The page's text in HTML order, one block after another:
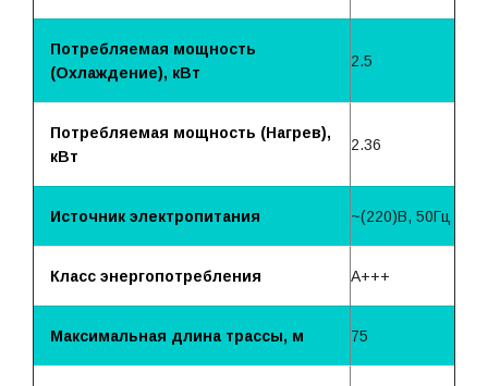
Потребляемая мощность
(Охлаждение), кВт
2.5
Потребляемая мощность (Нагрев),
кВт
2.36
Источник электропитания ~(220)B, 50Гц
Класс энергопотребления A+++
Максимальная длина трассы, м 75